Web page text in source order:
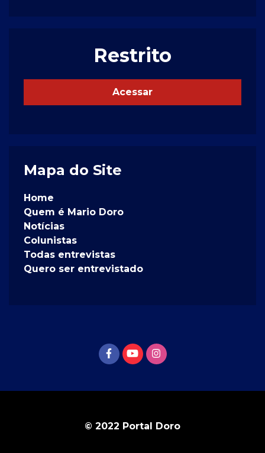
Restrito
Acessar
Mapa do Site
Home
Quem é Mario Doro
Notícias
Colunistas
Todas entrevistas
Quero ser entrevistado
© 2022 Portal Doro